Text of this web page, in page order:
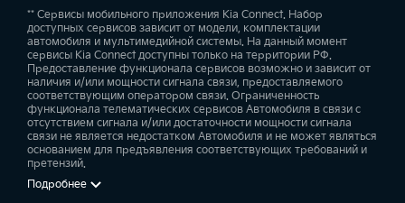
** Сервисы мобильного приложения Kia Connect. Набор
доступных сервисов зависит от модели, комплектации
автомобиля и мультимедийной системы. На данный момент
сервисы Kia Connect доступны только на территории РФ.
Предоставление функционала сервисов возможно и зависит от
наличия и/или мощности сигнала связи, предоставляемого
соответствующим оператором связи. Ограниченность
функционала телематических сервисов Автомобиля в связи с
отсутствием сигнала и/или достаточности мощности сигнала
связи не является недостатком Автомобиля и не может являться
основанием для предъявления соответствующих требований и
претензий.
Подробнее